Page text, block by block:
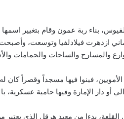
بناء ربة عمون وقام بتغيير اسمها
ازدهرت فيلادلفيا وتوسعت،
والمسارح والساحات والحمامات
فبنوا فيها مسجداً وقصراً كان
أو دار الإمارة وفيها حامية عسكرية،
القلعة، بدءا من معبد هرقل الذي